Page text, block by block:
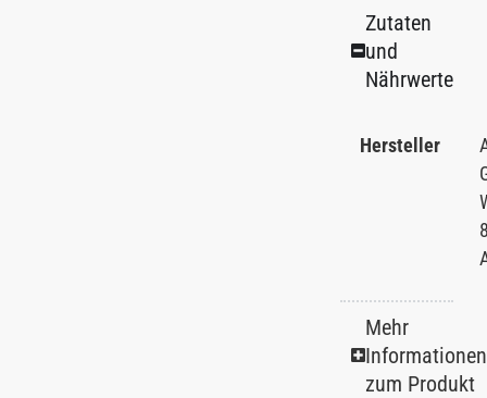
Zutaten
und
Nährwerte
Hersteller
Mehr
Informationen
zum Produkt